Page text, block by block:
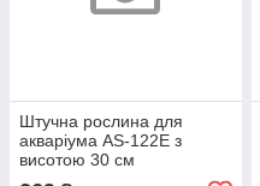
Штучна рослина для
акваріума AS-122E з
висотою 30 см